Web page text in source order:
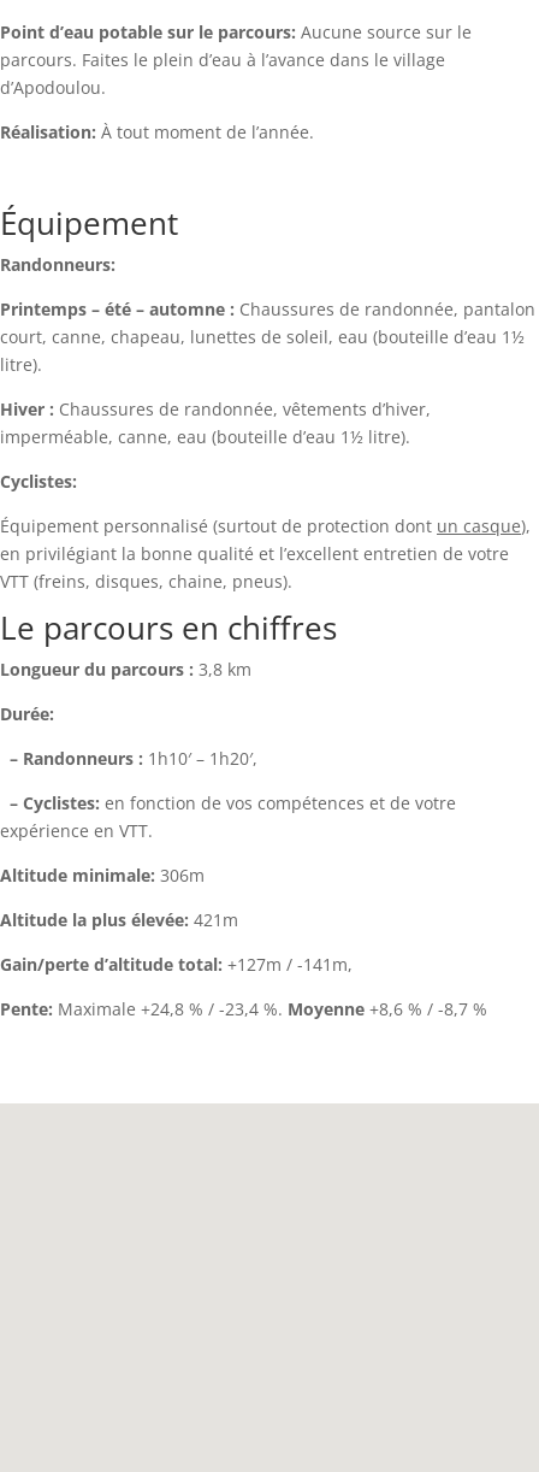
Point d’eau potable sur le parcours: Aucune source sur le
parcours. Faites le plein d’eau à l’avance dans le village
d’Apodoulou.
Réalisation: À tout moment de l’année.
Équipement
Randonneurs:
Printemps – été – automne : Chaussures de randonnée, pantalon
court, canne, chapeau, lunettes de soleil, eau (bouteille d’eau 1½
litre).
Hiver : Chaussures de randonnée, vêtements d’hiver,
imperméable, canne, eau (bouteille d’eau 1½ litre).
Cyclistes:
Équipement personnalisé (surtout de protection dont un casque),
en privilégiant la bonne qualité et l’excellent entretien de votre
VTT (freins, disques, chaine, pneus).
Le parcours en chiffres
Longueur du parcours : 3,8 km
Durée:
– Randonneurs : 1h10′ – 1h20′,
– Cyclistes: en fonction de vos compétences et de votre
expérience en VTT.
Altitude minimale: 306m
Altitude la plus élevée: 421m
Gain/perte d’altitude total: +127m / -141m,
Pente: Maximale +24,8 % / -23,4 %. Moyenne +8,6 % / -8,7 %